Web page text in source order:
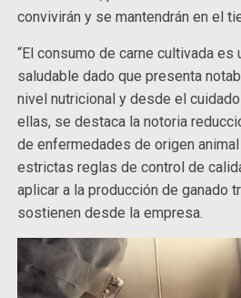
convivirán y se mantendrán en el
“El consumo de carne cultivada es
saludable dado que presenta
nivel nutricional y desde el
ellas, se destaca la notoria
de enfermedades de origen
estrictas reglas de control de
aplicar a la producción de ganado
sostienen desde la empresa.